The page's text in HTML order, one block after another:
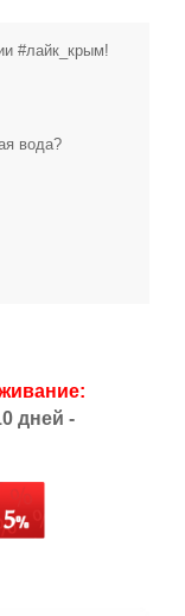
#лайк_крым!
вода?
дней -